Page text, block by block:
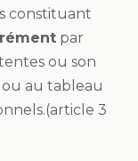
constituant
par
ou son
ou au tableau
3